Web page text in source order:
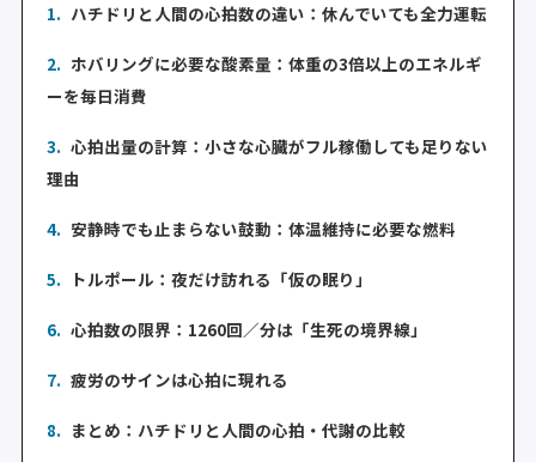
1. ハチドリと人間の心拍数の違い：休んでいても全力運転
2. ホバリングに必要な酸素量：体重の3倍以上のエネルギ
ーを毎日消費
3. 心拍出量の計算：小さな心臓がフル稼働しても足りない
理由
4. 安静時でも止まらない鼓動：体温維持に必要な燃料
5. トルポール：夜だけ訪れる「仮の眠り」
6. 心拍数の限界：1260回／分は「生死の境界線」
7. 疲労のサインは心拍に現れる
8. まとめ：ハチドリと人間の心拍・代謝の比較